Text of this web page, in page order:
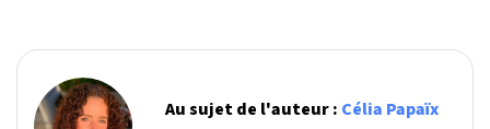
Au sujet de l'auteur : Célia Papaïx